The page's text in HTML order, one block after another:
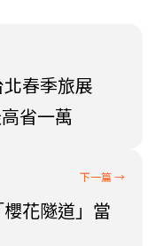
春季旅展
省一萬
花隧道」當